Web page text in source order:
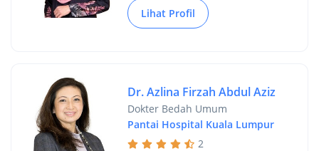
Lihat Profil
Dr. Azlina Firzah Abdul Aziz
Dokter Bedah Umum
Pantai Hospital Kuala Lumpur
2